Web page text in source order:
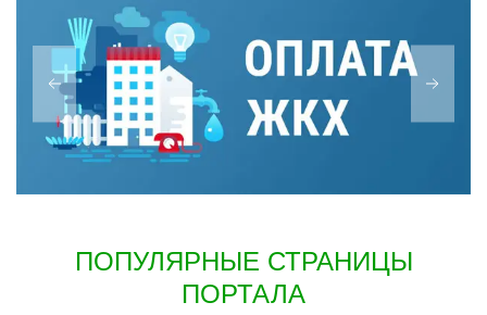
ПОПУЛЯРНЫЕ СТРАНИЦЫ
ПОРТАЛА